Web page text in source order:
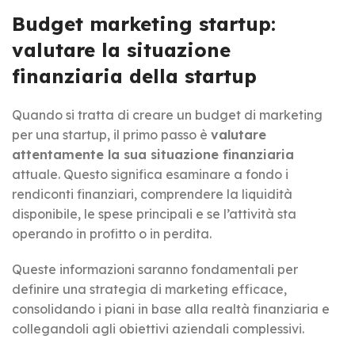
Budget marketing startup:
valutare la situazione
finanziaria della startup
Quando si tratta di creare un budget di marketing
per una startup, il primo passo è valutare
attentamente la sua situazione finanziaria
attuale. Questo significa esaminare a fondo i
rendiconti finanziari, comprendere la liquidità
disponibile, le spese principali e se l’attività sta
operando in profitto o in perdita.
Queste informazioni saranno fondamentali per
definire una strategia di marketing efficace,
consolidando i piani in base alla realtà finanziaria e
collegandoli agli obiettivi aziendali complessivi.